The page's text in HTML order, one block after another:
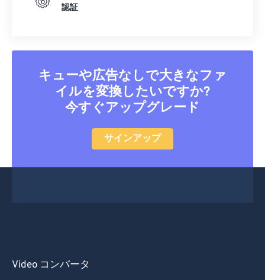
認証
キューや広告なしで大きなファ
イルを変換したいですか?
今すぐアップグレード
サインアップ
Video コンバータ